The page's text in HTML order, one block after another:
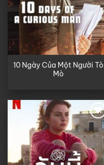
10 Ngày Của Một Người Tò
Mò